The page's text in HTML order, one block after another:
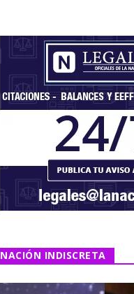
NACIÓN INDISCRETA